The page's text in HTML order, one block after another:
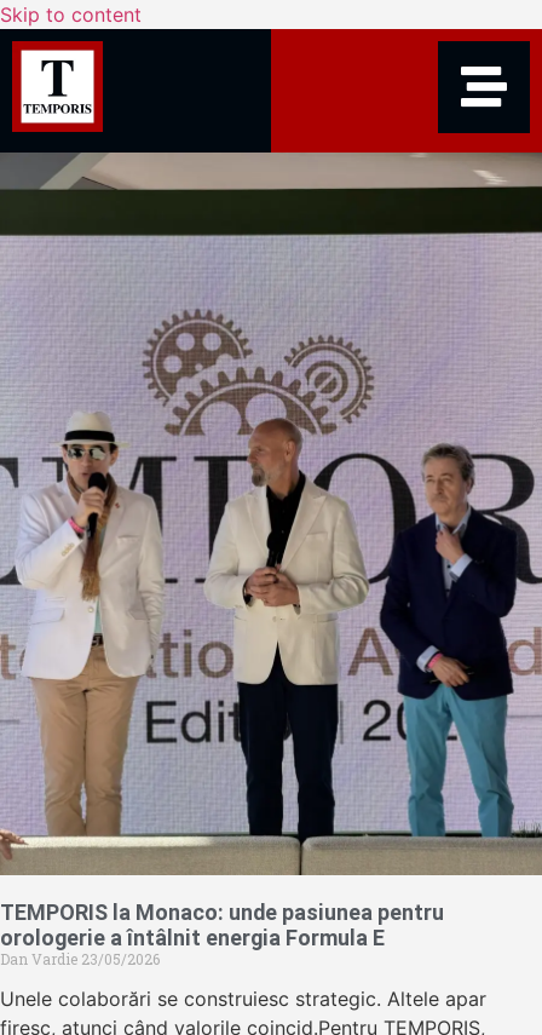
Skip to content
TEMPORIS la Monaco: unde pasiunea pentru
orologerie a întâlnit energia Formula E
Dan Vardie 23/05/2026
Unele colaborări se construiesc strategic. Altele apar
firesc, atunci când valorile coincid.Pentru TEMPORIS,